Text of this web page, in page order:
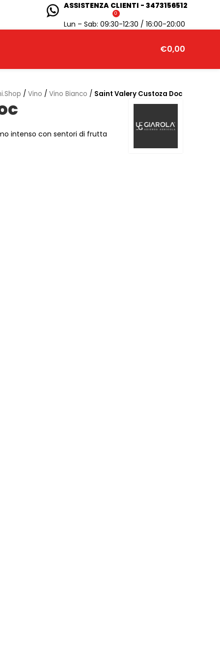
ASSISTENZA CLIENTI - 3473156512
Lun – Sab: 09:30-12:30 / 16:00-20:00
0
€0,00
/ Vino / Vino Bianco / Saint Valery Custoza Doc
intenso con sentori di frutta